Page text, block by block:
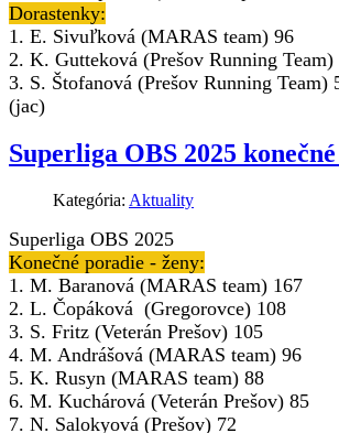
Dorastenky:
1. E. Sivuľková (MARAS team) 96
2. K. Gutteková (Prešov Running Team)
3. S. Štofanová (Prešov Running Team)
(jac)
Superliga OBS 2025
Kategória: Aktuality
Superliga OBS 2025
Konečné poradie - ženy:
1. M. Baranová (MARAS team) 167
2. L. Čopáková (Gregorovce) 108
3. S. Fritz (Veterán Prešov) 105
4. M. Andrášová (MARAS team) 96
5. K. Rusyn (MARAS team) 88
6. M. Kuchárová (Veterán Prešov) 85
7. N. Salokyová (Prešov) 72